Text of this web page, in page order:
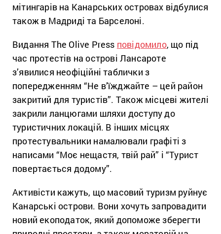
мітингарів на Канарських островах відбулися
також в Мадриді та Барселоні.
Видання The Olive Press повідомило, що під
час протестів на острові Лансароте
з’явилися неофіційні таблички з
попередженням “Не в’їжджайте – цей район
закритий для туристів”. Також місцеві жителі
закрили ланцюгами шляхи доступу до
туристичних локацій. В інших місцях
протестувальники намалювали графіті з
написами “Моє нещастя, твій рай” і “Турист
повертається додому”.
Активісти кажуть, що масовий туризм руйнує
Канарські острови. Вони хочуть запровадити
новий екоподаток, який допоможе зберегти